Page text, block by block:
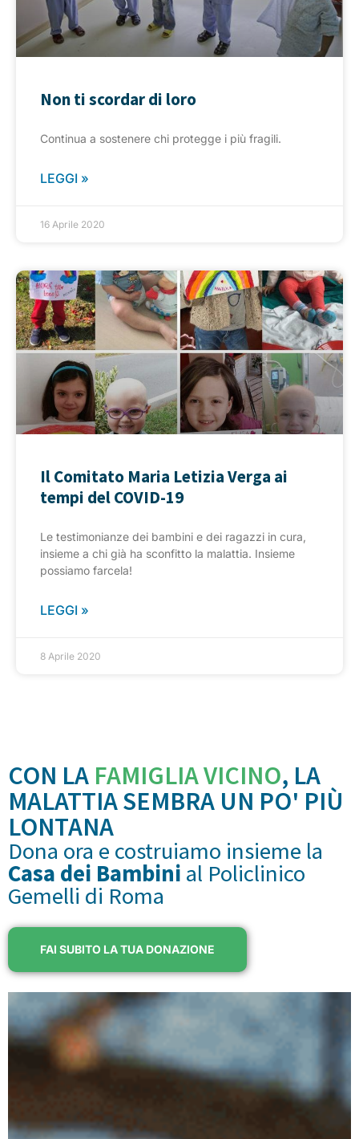
Non ti scordar di loro
Continua a sostenere chi protegge i più fragili.
LEGGI »
16 Aprile 2020
Il Comitato Maria Letizia Verga ai
tempi del COVID-19
Le testimonianze dei bambini e dei ragazzi in cura,
insieme a chi già ha sconfitto la malattia. Insieme
possiamo farcela!
LEGGI »
8 Aprile 2020
CON LA FAMIGLIA VICINO, LA
MALATTIA SEMBRA UN PO' PIÙ
LONTANA
Dona ora e costruiamo insieme la
Casa dei Bambini al Policlinico
Gemelli di Roma
FAI SUBITO LA TUA DONAZIONE